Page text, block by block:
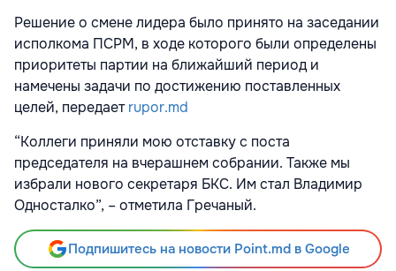
Решение о смене лидера было принято на заседании
исполкома ПСРМ, в ходе которого были определены
приоритеты партии на ближайший период и
намечены задачи по достижению поставленных
целей, передаетrupor.md
“Коллеги приняли мою отставку с поста
председателя на вчерашнем собрании. Также мы
избрали нового секретаря БКС. Им стал Владимир
Односталко”, – отметила Гречаный.
Подпишитесь на новости Point.md в Google